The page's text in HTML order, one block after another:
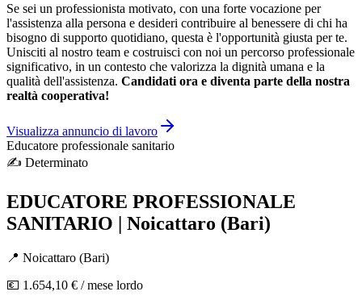
Se sei un professionista motivato, con una forte vocazione per
l'assistenza alla persona e desideri contribuire al benessere di chi ha
bisogno di supporto quotidiano, questa è l'opportunità giusta per te.
Unisciti al nostro team e costruisci con noi un percorso professionale
significativo, in un contesto che valorizza la dignità umana e la
qualità dell'assistenza. Candidati ora e diventa parte della nostra
realtà cooperativa!
Visualizza annuncio di lavoro
Educatore professionale sanitario
✍️ Determinato
EDUCATORE PROFESSIONALE
SANITARIO | Noicattaro (Bari)
📍 Noicattaro (Bari)
💶 1.654,10 € / mese lordo